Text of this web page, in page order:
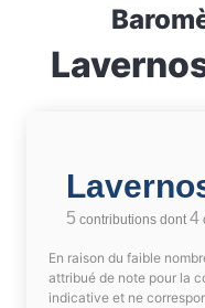
5 contributions dont4
En raison du faible
attribué de note pour la
indicative et ne